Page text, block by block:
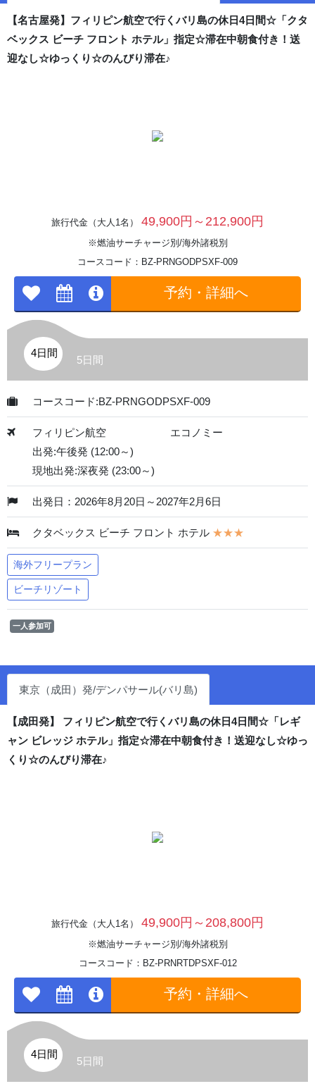
【名古屋発】フィリピン航空で行くバリ島の休日4日間☆「クタ
ベックス ビーチ フロント ホテル」指定☆滞在中朝食付き！送
迎なし☆ゆっくり☆のんびり滞在♪
旅行代金（大人1名） 49,900円～212,900円
※燃油サーチャージ別/海外諸税別
コースコード：BZ-PRNGODPSXF-009
予約・詳細へ
4日間
5日間
コースコード:BZ-PRNGODPSXF-009
フィリピン航空
エコノミー
出発:午後発 (12:00～)
現地出発:深夜発 (23:00～)
出発日：2026年8月20日～2027年2月6日
クタベックス ビーチ フロント ホテル ★★★
海外フリープラン
ビーチリゾート
一人参加可
東京（成田）発/デンパサール(バリ島)
【成田発】 フィリピン航空で行くバリ島の休日4日間☆「レギ
ャン ビレッジ ホテル」指定☆滞在中朝食付き！送迎なし☆ゆっ
くり☆のんびり滞在♪
旅行代金（大人1名） 49,900円～208,800円
※燃油サーチャージ別/海外諸税別
コースコード：BZ-PRNRTDPSXF-012
予約・詳細へ
4日間
5日間